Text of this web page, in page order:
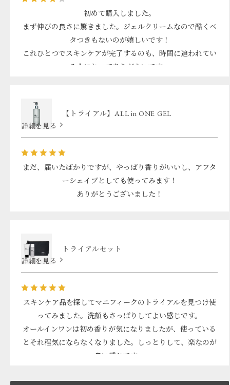
初めて購入しました。
まず伸びの良さに驚きました。ジェルクリームなので酷くベ
タつきもないのが嬉しいです！
これひとつでスキンケアが完了するのも、時間に追われてい
る人にとってありがたいです。
【トライアル】ALL in ONE GEL
詳細を見る
まだ、届いたばかりですが、やっぱり香りがいいし、アフタ
ーシェイブとしても使ってみます！
ありがとうございました！
トライアルセット
詳細を見る
スキンケア品を探してマニフィークのトライアルを見つけ使
ってみました。洗顔もさっぱりしてよい感じです。
オールインワンは初め香りが気になりましたが、使っている
とそれ程気にならなくなりました。しっとりして、楽なのが
良い感じです。